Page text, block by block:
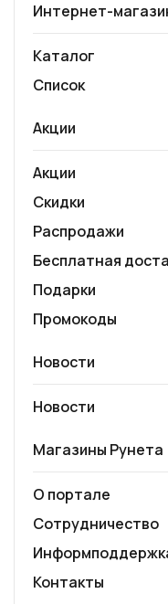
Интернет-
Каталог
Список
Акции
Акции
Скидки
Распродажи
Бесплатная
Подарки
Промокоды
Новости
Новости
Магазины Рунета
О портале
Сотрудничество
Контакты